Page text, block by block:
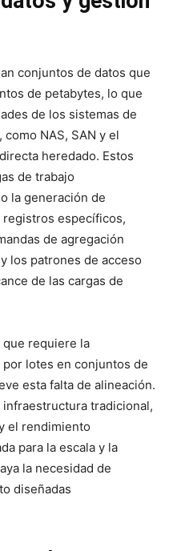
conjuntos de datos que
de petabytes, lo que
de los sistemas de
NAS, SAN y el
heredado. Estos
de trabajo
la generación de
específicos,
de agregación
los patrones de acceso
de las cargas de
que requiere la
lotes en conjuntos de
esta falta de alineación.
tradicional,
el rendimiento
para la escala y la
la necesidad de
diseñadas